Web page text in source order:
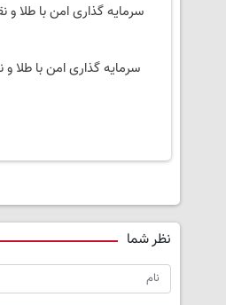
سرمایه گذاری امن با طلا و
سرمایه گذاری امن با طلا و
نظر شما